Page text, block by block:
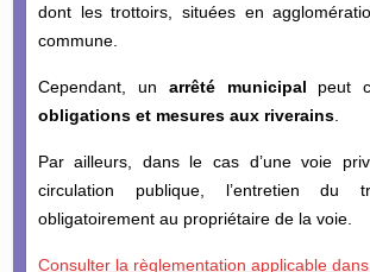
dont les trottoirs, situées en
commune.
Cependant, un arrêtémunicipal peut
obligations et mesures aux riverains.
Par ailleurs, dans le cas d’une voie
circulation publique, l’entretien du
obligatoirement au propriétaire de la voie.
Consulter la règlementation applicable